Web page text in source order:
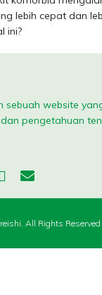
lebih cepat dan
ini?
sebuah website
pengetahuan
All Rights Reserved